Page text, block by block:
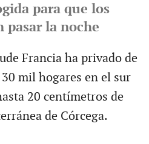
para que los
pasar la noche
Francia ha privado de
mil hogares en el sur
20 centímetros de
de Córcega.